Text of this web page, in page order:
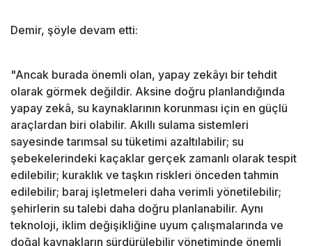
Demir, şöyle devam etti:
"Ancak burada önemli olan, yapay zekâyı bir tehdit
olarak görmek değildir. Aksine doğru planlandığında
yapay zekâ, su kaynaklarının korunması için en güçlü
araçlardan biri olabilir. Akıllı sulama sistemleri
sayesinde tarımsal su tüketimi azaltılabilir; su
şebekelerindeki kaçaklar gerçek zamanlı olarak tespit
edilebilir; kuraklık ve taşkın riskleri önceden tahmin
edilebilir; baraj işletmeleri daha verimli yönetilebilir;
şehirlerin su talebi daha doğru planlanabilir. Aynı
teknoloji, iklim değişikliğine uyum çalışmalarında ve
doğal kaynakların sürdürülebilir yönetiminde önemli